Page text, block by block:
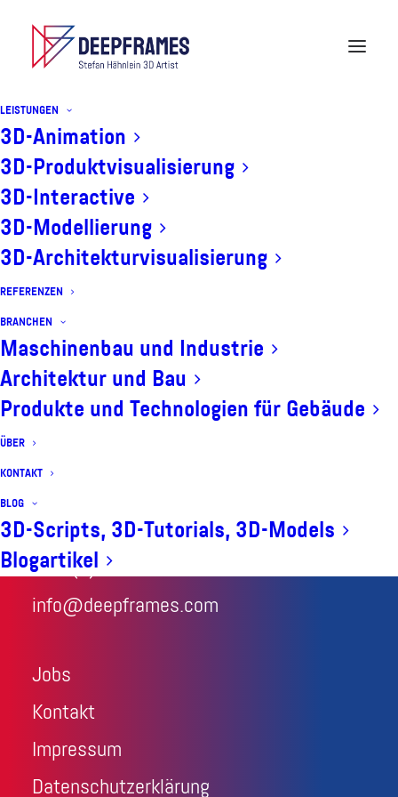
LEISTUNGEN
3D-Animation
3D-Produktvisualisierung
3D-Interactive
3D-Modellierung
3D-Architekturvisualisierung
REFERENZEN
BRANCHEN
Maschinenbau und Industrie
Architektur und Bau
Produkte und Technologien für Gebäude
ÜBER
KONTAKT
BLOG
3D-Scripts, 3D-Tutorials, 3D-Models
Blogartikel
VISUAL EFFECTS FÜR
„RENEGADES“
Deepframes
71638 Ludwigsburg
+49 (0) 7141 25872 88
info@deepframes.com
Jobs
Kontakt
Impressum
Datenschutzerklärung